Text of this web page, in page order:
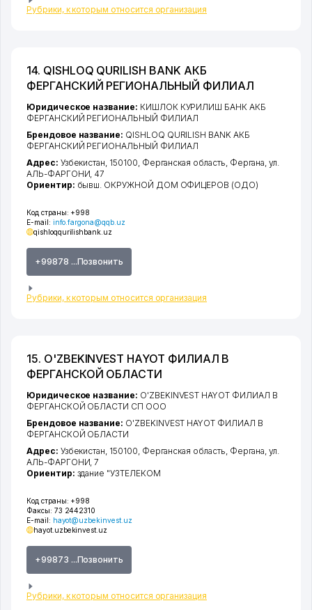
Рубрики, к которым относится организация
14. QISHLOQ QURILISH BANK АКБ
ФЕРГАНСКИЙ РЕГИОНАЛЬНЫЙ ФИЛИАЛ
Код страны: +998
E-mail: info.fargona@qqb.uz
qishloqqurilishbank.uz
+99878 ...Позвонить
Рубрики, к которым относится организация
Юридическое название: КИШЛОК КУРИЛИШ БАНК АКБ
ФЕРГАНСКИЙ РЕГИОНАЛЬНЫЙ ФИЛИАЛ
Брендовое название: QISHLOQ QURILISH BANK АКБ
ФЕРГАНСКИЙ РЕГИОНАЛЬНЫЙ ФИЛИАЛ
Адрес: Узбекистан, 150100, Ферганская область Фергана ,ул.
АЛЬ-ФАРГОНИ , 47
Ориентир: бывш. ОКРУЖНОЙ ДОМ ОФИЦЕРОВ (ОДО)
15. O'ZBEKINVEST HAYOT ФИЛИАЛ В
ФЕРГАНСКОЙ ОБЛАСТИ
Код страны: +998
Факсы: 73 2442310
E-mail: hayot@uzbekinvest.uz
hayot.uzbekinvest.uz
+99873 ...Позвонить
Рубрики, к которым относится организация
Юридическое название: O'ZBEKINVEST HAYOT ФИЛИАЛ В
ФЕРГАНСКОЙ ОБЛАСТИ СП ООО
Брендовое название: O'ZBEKINVEST HAYOT ФИЛИАЛ В
ФЕРГАНСКОЙ ОБЛАСТИ
Адрес: Узбекистан, 150100, Ферганская область, Фергана,ул.
АЛЬ-ФАРГОНИ, 7
Ориентир: здание "УЗТЕЛЕКОМ